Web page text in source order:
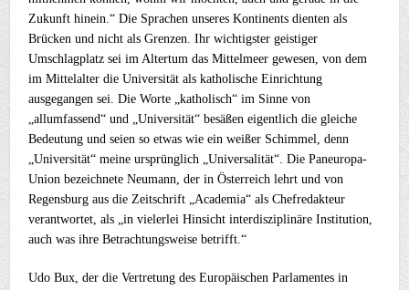
Zukunft hinein.“ Die Sprachen unseres Kontinents dienten als
Brücken und nicht als Grenzen. Ihr wichtigster geistiger
Umschlagplatz sei im Altertum das Mittelmeer gewesen, von dem
im Mittelalter die Universität als katholische Einrichtung
ausgegangen sei. Die Worte „katholisch“ im Sinne von
„allumfassend“ und „Universität“ besäßen eigentlich die gleiche
Bedeutung und seien so etwas wie ein weißer Schimmel, denn
„Universität“ meine ursprünglich „Universalität“. Die Paneuropa-
Union bezeichnete Neumann, der in Österreich lehrt und von
Regensburg aus die Zeitschrift „Academia“ als Chefredakteur
verantwortet, als „in vielerlei Hinsicht interdisziplinäre Institution,
auch was ihre Betrachtungsweise betrifft.“
Udo Bux, der die Vertretung des Europäischen Parlamentes in